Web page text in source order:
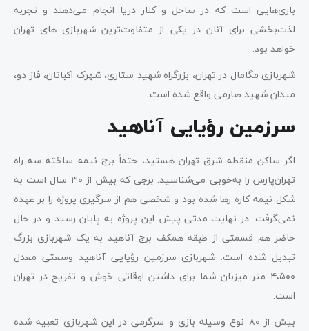
بازی‌هایی است که در ساحل و کنار دریا انجام می‌دهند و تجربه
لذت‌بخشی برای آنان در یکی از متفاوت‌ترین شهربازی ‌های تهران
خواهد بود.
شهربازی مگامال در تهران، بزرگراه شهید ستاری، شهرک اکباتان، فاز دو،
میدان شهید صارمی واقع شده است.
سرزمین رؤیایی آناهید
اگر ساکن منقطه شرق تهران هستید، حتماً برج نیمه ‌ساخته سه راه
تهران‌پارس را به‌خوبی می‌شناسید. برجی که بیش از ۳۰ سال است به
شکل نیمه کاره رها شده بود و شخصی هم از سرگیری پروژه را بر عهده
نمی‌گرفت. در نهایت مدتی پیش این پروژه به پایان رسید و در حال
حاضر هم قسمتی از طبقه همکف برج آناهید به یک شهربازی بزرگ
تبدیل شده است. شهربازی سرزمین رؤیایی آناهید وسعتی معدل
۴،۵۰۰ متر میزبان شما برای داشتن اوقاتی خوش و تفریح در تهران
است.
بیش از ۸۰ نوع وسیله بازی و سرگرمی در این شهربازی تعبیه شده